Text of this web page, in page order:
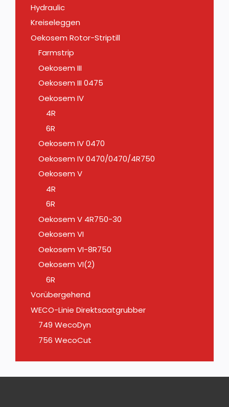
Hydraulic
Kreiseleggen
Oekosem Rotor-Striptill
Farmstrip
Oekosem III
Oekosem III 0475
Oekosem IV
4R
6R
Oekosem IV 0470
Oekosem IV 0470/0470/4R750
Oekosem V
4R
6R
Oekosem V 4R750-30
Oekosem VI
Oekosem VI-8R750
Oekosem VI(2)
6R
Vorübergehend
WECO-Linie Direktsaatgrubber
749 WecoDyn
756 WecoCut